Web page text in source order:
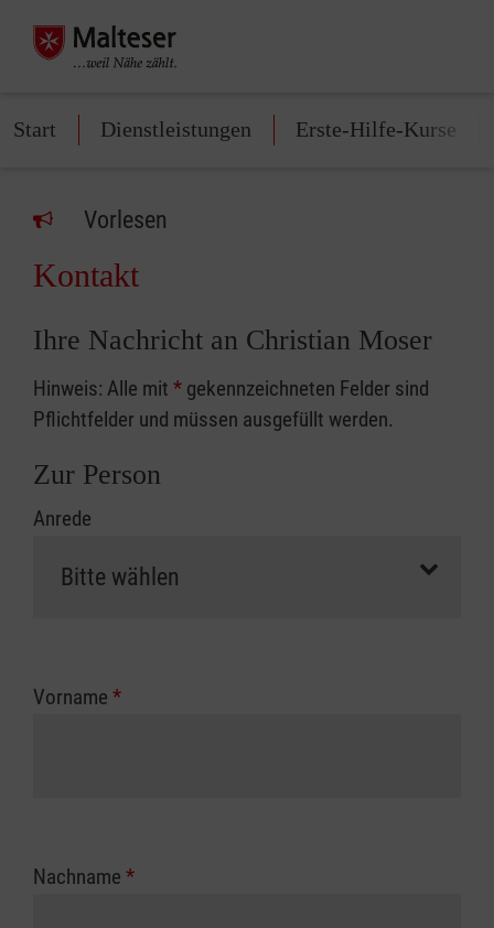
Start Dienstleistungen Erste-Hilfe-Kurse
Vorlesen
Kontakt
Ihre Nachricht an Christian Moser
Hinweis: Alle mit * gekennzeichneten Felder sind
Pflichtfelder und müssen ausgefüllt werden.
Zur Person
Anrede
Vorname *
Nachname *